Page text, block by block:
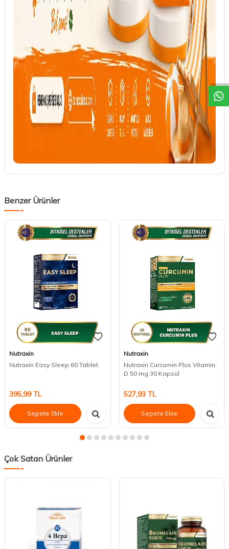
DESTEK
Benzer Ürünler
Nutraxin
Nutraxin Easy Sleep 60 Tablet
395,99TL
Sepete Ekle
Nutraxin
Nutraxin Curcumin Plus Vitamin
D 50 mg 30 Kapsül
527,93TL
Sepete Ekle
Çok Satan Ürünler